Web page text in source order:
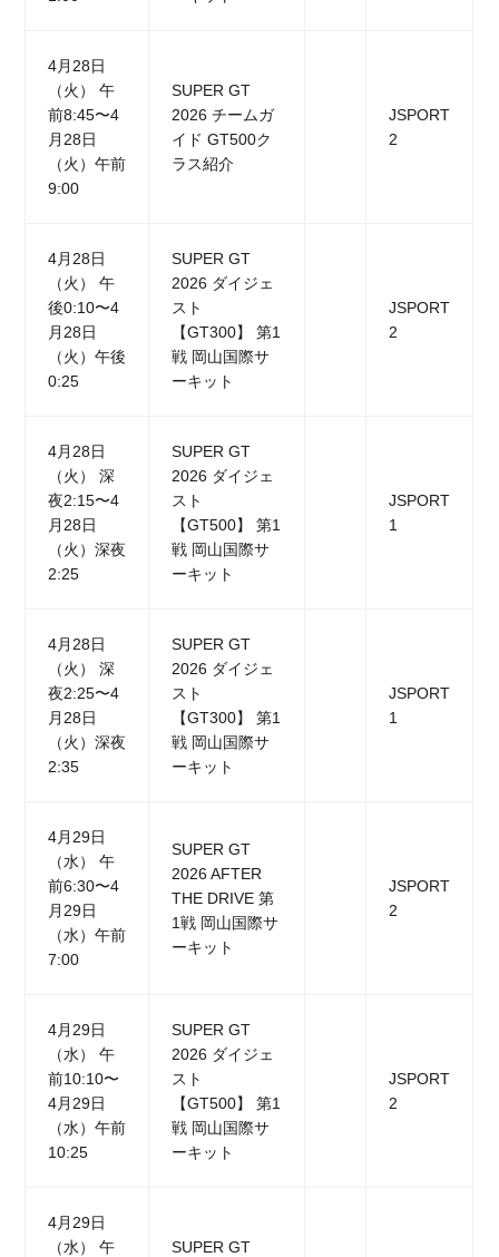
4月28日
（火） 午
前8:45〜4
月28日
（火）午前
9:00
SUPER GT
2026 チームガ
イド GT500ク
ラス紹介
JSPORT
2
4月28日
（火） 午
後0:10〜4
月28日
（火）午後
0:25
SUPER GT
2026 ダイジェ
スト
【GT300】 第1
戦 岡山国際サ
ーキット
JSPORT
2
4月28日
（火） 深
夜2:15〜4
月28日
（火）深夜
2:25
SUPER GT
2026 ダイジェ
スト
【GT500】 第1
戦 岡山国際サ
ーキット
JSPORT
1
4月28日
（火） 深
夜2:25〜4
月28日
（火）深夜
2:35
SUPER GT
2026 ダイジェ
スト
【GT300】 第1
戦 岡山国際サ
ーキット
JSPORT
1
4月29日
（水） 午
前6:30〜4
月29日
（水）午前
7:00
SUPER GT
2026 AFTER
THE DRIVE 第
1戦 岡山国際サ
ーキット
JSPORT
2
4月29日
（水） 午
前10:10〜
4月29日
（水）午前
10:25
SUPER GT
2026 ダイジェ
スト
【GT500】 第1
戦 岡山国際サ
ーキット
JSPORT
2
4月29日
（水） 午
SUPER GT